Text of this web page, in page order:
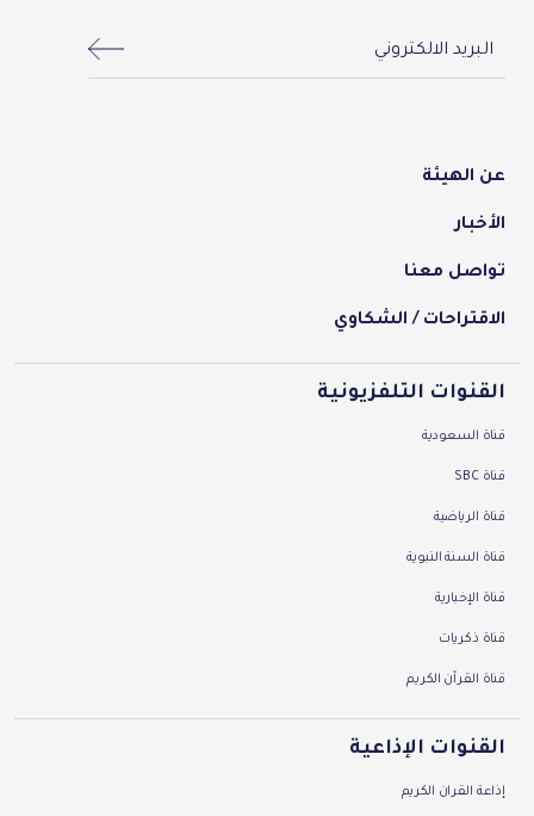
menu-footer
عن الهيئة
الأخبار
تواصل معنا
الاقتراحات / الشكاوي
القنوات التلفزيونية
قناة السعودية
قناة SBC
قناة الرياضية
قناة السنة النبوية
قناة اﻹخبارية
قناة ذكريات
قناة القرآن الكريم
القنوات اﻹذاعية
إذاعة القران الكريم